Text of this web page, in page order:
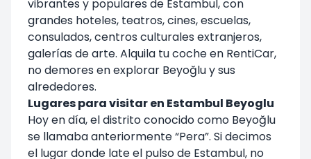
vibrantes y populares de Estambul, con
grandes hoteles, teatros, cines, escuelas,
consulados, centros culturales extranjeros,
galerías de arte. Alquila tu coche en RentiCar,
no demores en explorar Beyoğlu y sus
alrededores.
Lugares para visitar en Estambul Beyoglu
Hoy en día, el distrito conocido como Beyoğlu
se llamaba anteriormente “Pera”. Si decimos
el lugar donde late el pulso de Estambul, no